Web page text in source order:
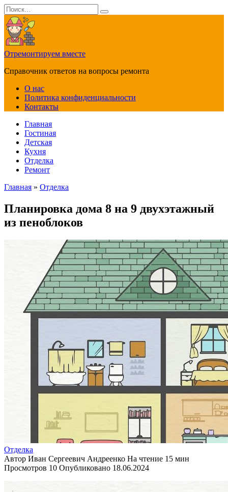
Перейти
к
содержанию
Search
for:
Отремонтируем вместе
Справочник ответов на вопросы ремонта
О нас
Политика конфиденциальности
Контакты
Главная
Гостиная
Детская
Кухня
Отделка
Ремонт
Главная » Отделка
Планировка дома 8 на 9 двухэтажный
из пеноблоков
Отделка
Автор Иван Сергеевич Андреенко На чтение 15 мин
Просмотров 10 Опубликовано 18.06.2024